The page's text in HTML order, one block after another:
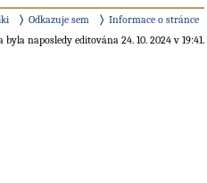
Odkazuje sem
Informace o stránce
byla naposledy editována 24. 10. 2024 v 19:41.